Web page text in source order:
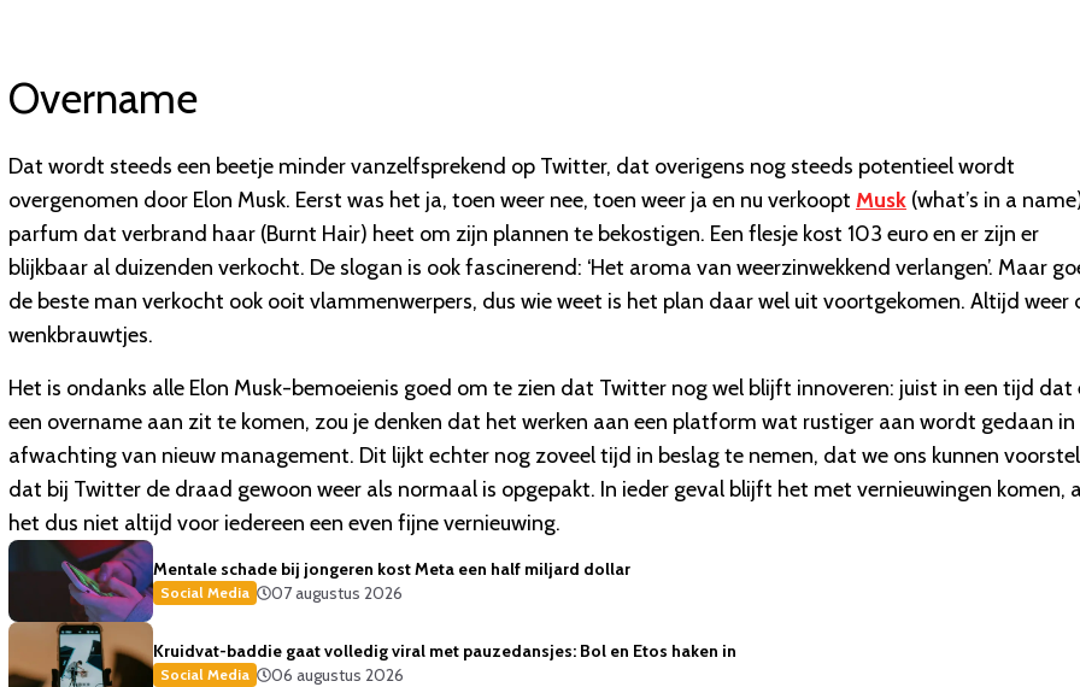
Overname
Dat wordt steeds een beetje minder vanzelfsprekend op Twitter, dat overigens nog steeds potentieel wordt
overgenomen door Elon Musk. Eerst was het ja, toen weer nee, toen weer ja en nu verkoopt Musk (what’s in a
parfum dat verbrand haar (Burnt Hair) heet om zijn plannen te bekostigen. Een flesje kost 103 euro en er zijn er
blijkbaar al duizenden verkocht. De slogan is ook fascinerend: ‘Het aroma van weerzinwekkend verlangen’. Maar
de beste man verkocht ook ooit vlammenwerpers, dus wie weet is het plan daar wel uit voortgekomen. Altijd weer
wenkbrauwtjes.
Het is ondanks alle Elon Musk-bemoeienis goed om te zien dat Twitter nog wel blijft innoveren: juist in een tijd dat
een overname aan zit te komen, zou je denken dat het werken aan een platform wat rustiger aan wordt gedaan in
afwachting van nieuw management. Dit lijkt echter nog zoveel tijd in beslag te nemen, dat we ons kunnen
dat bij Twitter de draad gewoon weer als normaal is opgepakt. In ieder geval blijft het met vernieuwingen komen,
het dus niet altijd voor iedereen een even fijne vernieuwing.
Mentale schade bij jongeren kost Meta een half miljard dollar
Social Media 07 augustus 2026
Kruidvat-baddie gaat volledig viral met pauzedansjes: Bol en Etos haken in
Social Media 06 augustus 2026